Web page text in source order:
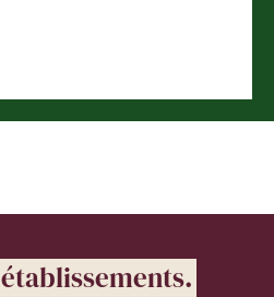
établissements.